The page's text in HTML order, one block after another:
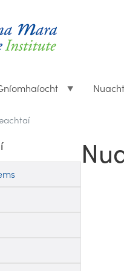
Nuacht